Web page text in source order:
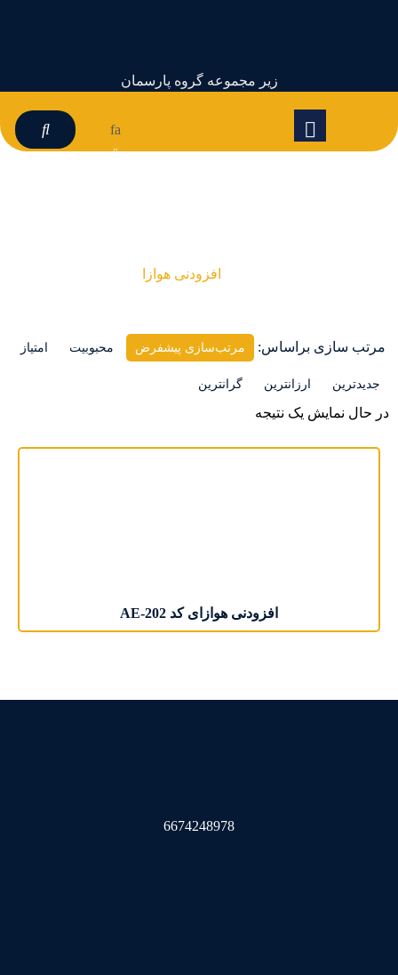
زیر مجموعه گروه پارسمان
fa
افزودنی هوازا
در حال نمایش یک نتیجه
مرتب سازی براساس: مرتب‌سازی پیشفرض محبوبیت امتیاز
جدیدترین ارزانترین گرانترین
افزودنی هوازای کد AE-202
6674248978